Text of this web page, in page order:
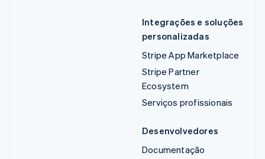
Integrações e soluções
personalizadas
Stripe App Marketplace
Stripe Partner
Ecosystem
Serviços profissionais
Desenvolvedores
Documentação